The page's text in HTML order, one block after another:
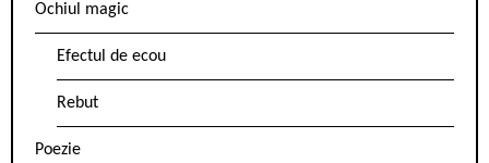
Ochiul magic
Efectul de ecou
Rebut
Poezie